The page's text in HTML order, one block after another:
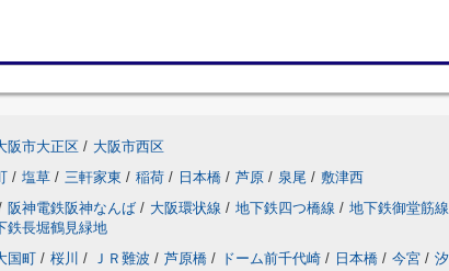
阪市大正区 / 大阪市西区
/ 塩草 / 三軒家東 / 稲荷 / 日本橋 / 芦原 / 泉尾 / 敷津西
阪神電鉄阪神なんば / 大阪環状線 / 地下鉄四つ橋線 / 地下鉄御堂筋線
鉄長堀鶴見緑地
国町 / 桜川 / ＪＲ難波 / 芦原橋 / ドーム前千代崎 / 日本橋 / 今宮 /